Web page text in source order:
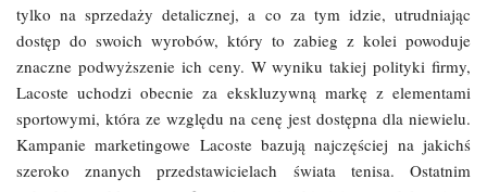
tylko na sprzedaży detalicznej, a co za tym idzie, utrudniając
dostęp do swoich wyrobów, który to zabieg z kolei powoduje
znaczne podwyższenie ich ceny. W wyniku takiej polityki firmy,
Lacoste uchodzi obecnie za ekskluzywną markę z elementami
sportowymi, która ze względu na cenę jest dostępna dla niewielu.
Kampanie marketingowe Lacoste bazują najczęściej na jakichś
szeroko znanych przedstawicielach świata tenisa. Ostatnim